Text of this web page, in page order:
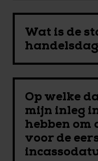
Wat is de
Op welke
mijn inleg
hebben om
voor de